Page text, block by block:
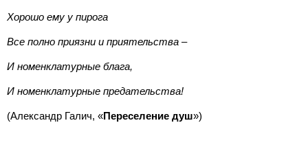
Хорошо ему у пирога
Все полно приязни и приятельства –
И номенклатурные блага,
И номенклатурные предательства!
(Александр Галич, «Переселение душ»)